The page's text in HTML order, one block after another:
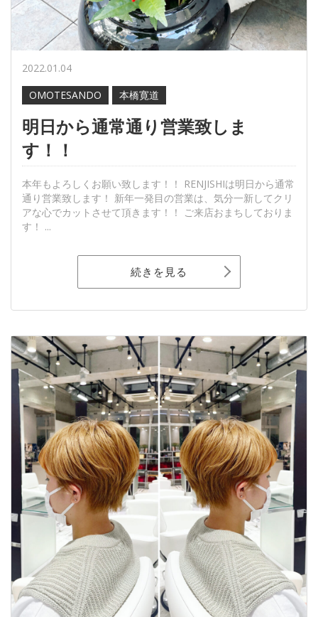
2022.01.04
OMOTESANDO
本橋寛道
明日から通常通り営業致しま
す！！
本年もよろしくお願い致します！！ RENJISHIは明日から通常
通り営業致します！ 新年一発目の営業は、気分一新してクリ
アな心でカットさせて頂きます！！ ご来店おまちしておりま
す！ ...
続きを見る